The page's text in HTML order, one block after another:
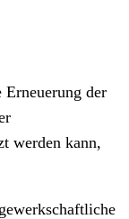
der
werden kann,